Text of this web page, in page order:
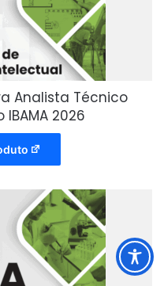
Analista Técnico
2026